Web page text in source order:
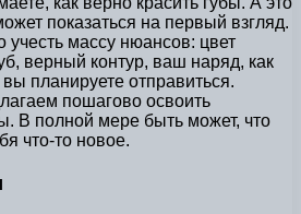
показаться на первый взгляд.
учесть массу нюансов: цвет
верный контур, ваш наряд, как
планируете отправиться.
пошагово освоить
В полной мере быть может, что
что-то новое.